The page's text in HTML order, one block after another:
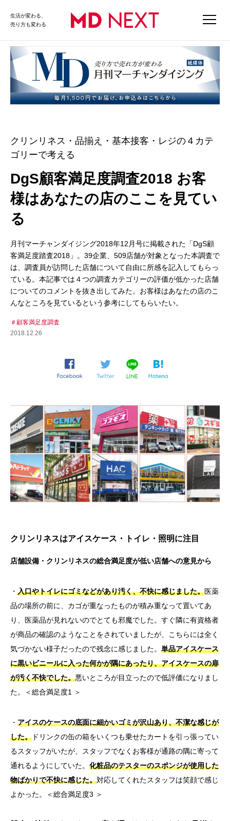
生活が変わる、
売り方も変わる
クリンリネス・品揃え・基本接客・レジの４カテ
ゴリーで考える
DgS顧客満足度調査2018 お客
様はあなたの店のここを見てい
る
月刊マーチャンダイジング2018年12月号に掲載された「DgS顧
客満足度踏査2018」。39企業、509店舗が対象となった本調査で
は、調査員が訪問した店舗について自由に所感を記入してもらっ
ている。本記事では４つの調査カテゴリーの評価が低かった店舗
についてのコメントを抜き出してみた。お客様はあなたの店のこ
んなところを見ているという参考にしてもらいたい。
顧客満足度調査
2018.12.26
クリンリネスはアイスケース・トイレ・照明に注目
店舗設備・クリンリネスの総合満足度が低い店舗への意見から
・ 入口やトイレにゴミなどがあり汚く、不快に感じました。医薬
品の場所の前に、カゴが重なったものが積み重なって置いてあ
り、医薬品が見れないのでとても邪魔でした。すぐ隣に有資格者
が商品の確認のようなことをされていましたが、こちらには全く
気づかない様子だったので残念に感じました。 単品アイスケース
に黒いビニールに入った何かが隅にあったり、アイスケースの扉
が汚く不快でした。悪いところが目立ったので低評価になりまし
た。＜総合満足度1 ＞
・ アイスのケースの底面に細かいゴミが沢山あり、不潔な感じが
した。 ドリンクの缶の箱をいくつも乗せたカートを引っ張ってい
るスタッフがいたが、スタッフでなくお客様が通路の隅に寄って
通れるようにしていた。 化粧品のテスターのスポンジが使用した
物ばかりで不快に感じた。対応してくれたスタッフは笑顔で感じ
よかった。＜総合満足度3 ＞